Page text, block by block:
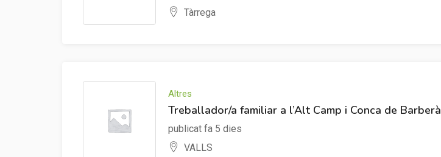
Tàrrega
Altres
Treballador/a familiar a l’Alt Camp i Conca de Barberà
publicat fa 5 dies
VALLS